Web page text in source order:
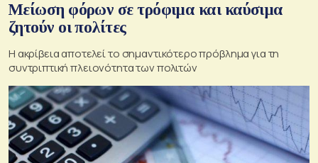
Μείωση φόρων σε τρόφιμα και καύσιμα
ζητούν οι πολίτες
Η ακρίβεια αποτελεί το σημαντικότερο πρόβλημα για τη
συντριπτική πλειονότητα των πολιτών